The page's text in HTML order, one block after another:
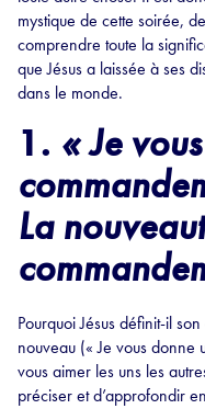
mystique de cette soirée,
comprendre toute la
que Jésus a laissée à ses
dans le monde.
1. «Je
La
Pourquoi Jésus définit-il
nouveau (« Je vous donne
vous aimer les uns les
préciser et d’approfondir